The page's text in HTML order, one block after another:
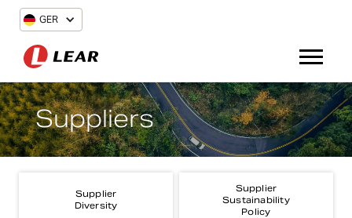
GER
Suppliers
Supplier
Diversity
Supplier
Sustainability
Policy